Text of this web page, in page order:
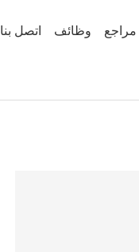
مراجع وظائف اتصل بنا